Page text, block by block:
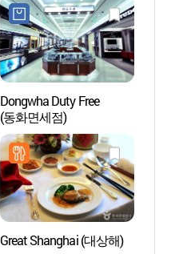
Dongwha Duty Free
(동화면세점)
Great Shanghai (대상해)